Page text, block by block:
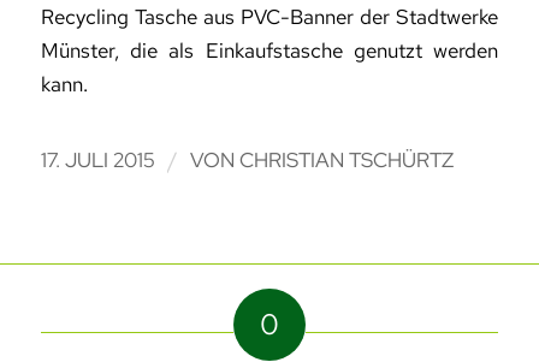
Recycling Tasche aus PVC-Banner der Stadtwerke
Münster, die als Einkaufstasche genutzt werden
kann.
17. JULI 2015 / VON CHRISTIAN TSCHÜRTZ
0